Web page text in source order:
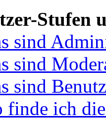
Stufen
sind
sind
sind
finde ich